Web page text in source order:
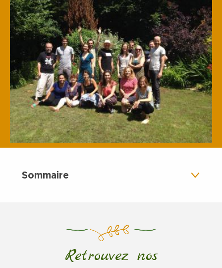
Sommaire
Notre philosophieRetrouvez nos